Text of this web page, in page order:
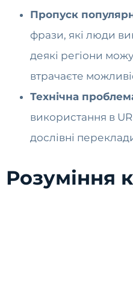
Пропуск
фрази, які люди
деякі регіони
втрачаєте
Технічна
використання в
дослівні
Розуміння